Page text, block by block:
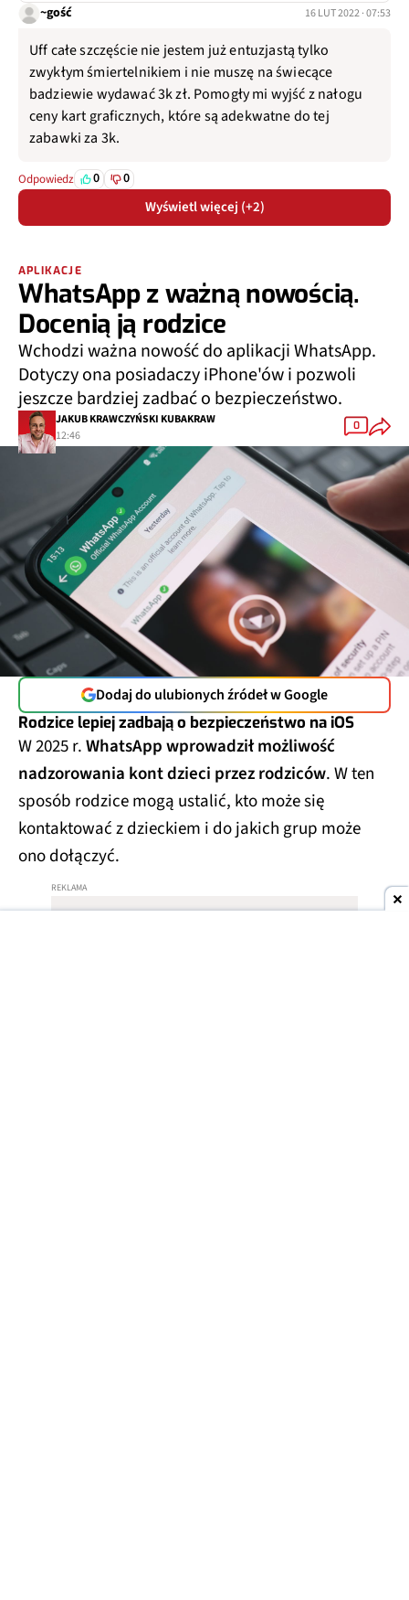
~gość 16 LUT 2022 · 07:53
Uff całe szczęście nie jestem już entuzjastą tylko
zwykłym śmiertelnikiem i nie muszę na świecące
badziewie wydawać 3k zł. Pomogły mi wyjść z nałogu
ceny kart graficznych, które są adekwatne do tej
zabawki za 3k.
Odpowiedz 0 0
Wyświetl więcej (+2)
APLIKACJE
WhatsApp z ważną nowością.
Docenią ją rodzice
Wchodzi ważna nowość do aplikacji WhatsApp.
Dotyczy ona posiadaczy iPhone'ów i pozwoli
jeszcze bardziej zadbać o bezpieczeństwo.
JAKUB KRAWCZYŃSKI KUBAKRAW
12:46
0
Dodaj do ulubionych źródeł w Google
Rodzice lepiej zadbają o bezpieczeństwo na iOS
W 2025 r.WhatsApp wprowadził możliwość
nadzorowania kont dzieci przez rodziców. W ten
sposób rodzice mogą ustalić, kto może się
kontaktować z dzieckiem i do jakich grup może
ono dołączyć.